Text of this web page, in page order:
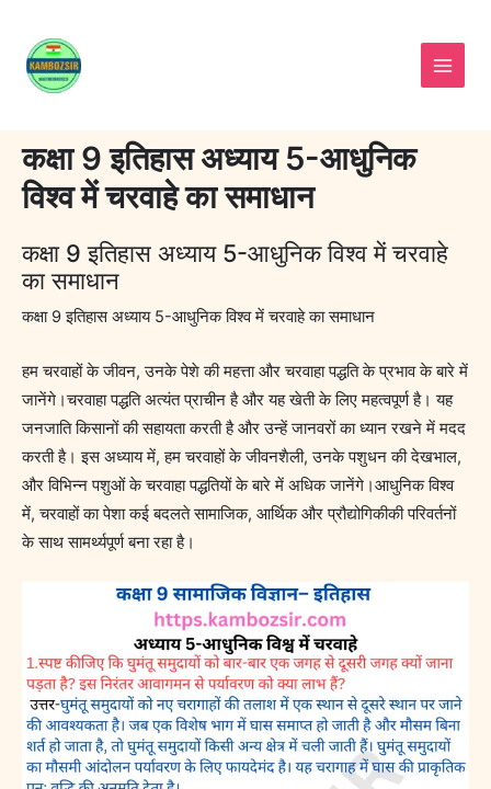
content
कक्षा 9 इतिहास अध्याय 5-आधुनिक
विश्व में चरवाहे का समाधान
कक्षा 9 इतिहास अध्याय 5-आधुनिक विश्व में चरवाहे
का समाधान
कक्षा 9 इतिहास अध्याय 5-आधुनिक विश्व में चरवाहे का समाधान
हम चरवाहों के जीवन, उनके पेशे की महत्ता और चरवाहा पद्धति के प्रभाव के बारे में
जानेंगे।चरवाहा पद्धति अत्यंत प्राचीन है और यह खेती के लिए महत्वपूर्ण है। यह
जनजाति किसानों की सहायता करती है और उन्हें जानवरों का ध्यान रखने में मदद
करती है। इस अध्याय में, हम चरवाहों के जीवनशैली, उनके पशुधन की देखभाल,
और विभिन्न पशुओं के चरवाहा पद्धतियों के बारे में अधिक जानेंगे।आधुनिक विश्व
में, चरवाहों का पेशा कई बदलते सामाजिक, आर्थिक और प्रौद्योगिकीकी परिवर्तनों
के साथ सामर्थ्यपूर्ण बना रहा है।